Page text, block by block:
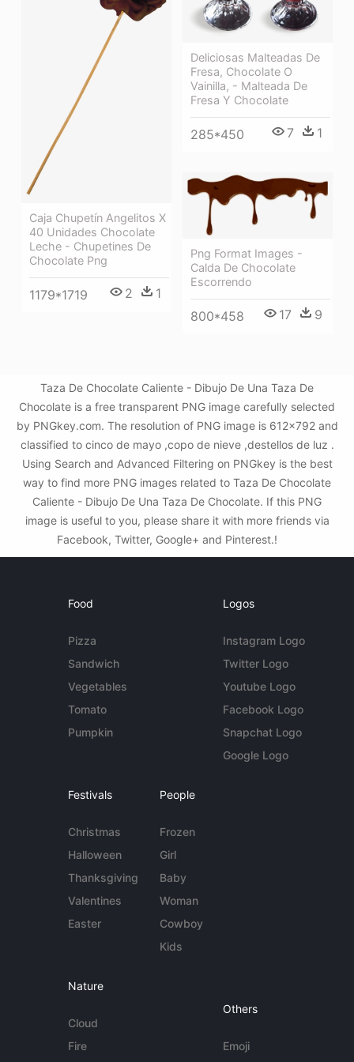
Deliciosas Malteadas De
Fresa, Chocolate O
Vainilla, - Malteada De
Fresa Y Chocolate
285*450 7 1
Caja Chupetín Angelitos X
40 Unidades Chocolate
Leche - Chupetines De
Chocolate Png
1179*1719 2 1
Png Format Images -
Calda De Chocolate
Escorrendo
800*458 17 9
Taza De Chocolate Caliente - Dibujo De Una Taza De
Chocolate is a free transparent PNG image carefully selected
by PNGkey.com. The resolution of PNG image is 612x792 and
classified to cinco de mayo ,copo de nieve ,destellos de luz .
Using Search and Advanced Filtering on PNGkey is the best
way to find more PNG images related to Taza De Chocolate
Caliente - Dibujo De Una Taza De Chocolate. If this PNG
image is useful to you, please share it with more friends via
Facebook, Twitter, Google+ and Pinterest.!
Food
Pizza
Sandwich
Vegetables
Tomato
Pumpkin
Logos
Instagram Logo
Twitter Logo
Youtube Logo
Facebook Logo
Snapchat Logo
Google Logo
Festivals
Christmas
Halloween
Thanksgiving
Valentines
Easter
People
Frozen
Girl
Baby
Woman
Cowboy
Kids
Nature
Cloud
Fire
Others
Emoji